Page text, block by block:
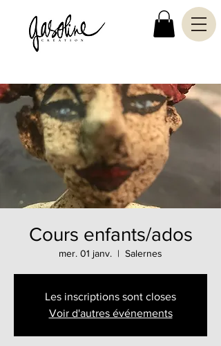
Cours enfants/ados
mer. 01 janv.
  |
Salernes
Les inscriptions sont closes
Voir d'autres événements